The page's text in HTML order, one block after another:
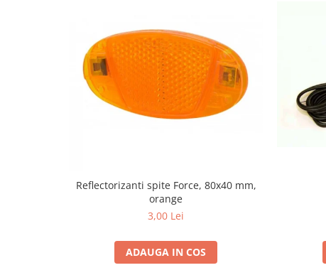
Reflectorizanti spite Force, 80x40 mm,
orange
3,00 Lei
ADAUGA IN COS